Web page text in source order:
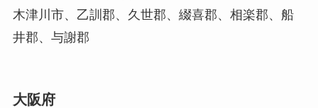
木津川市、乙訓郡、久世郡、綴喜郡、相楽郡、船
井郡、与謝郡
大阪府